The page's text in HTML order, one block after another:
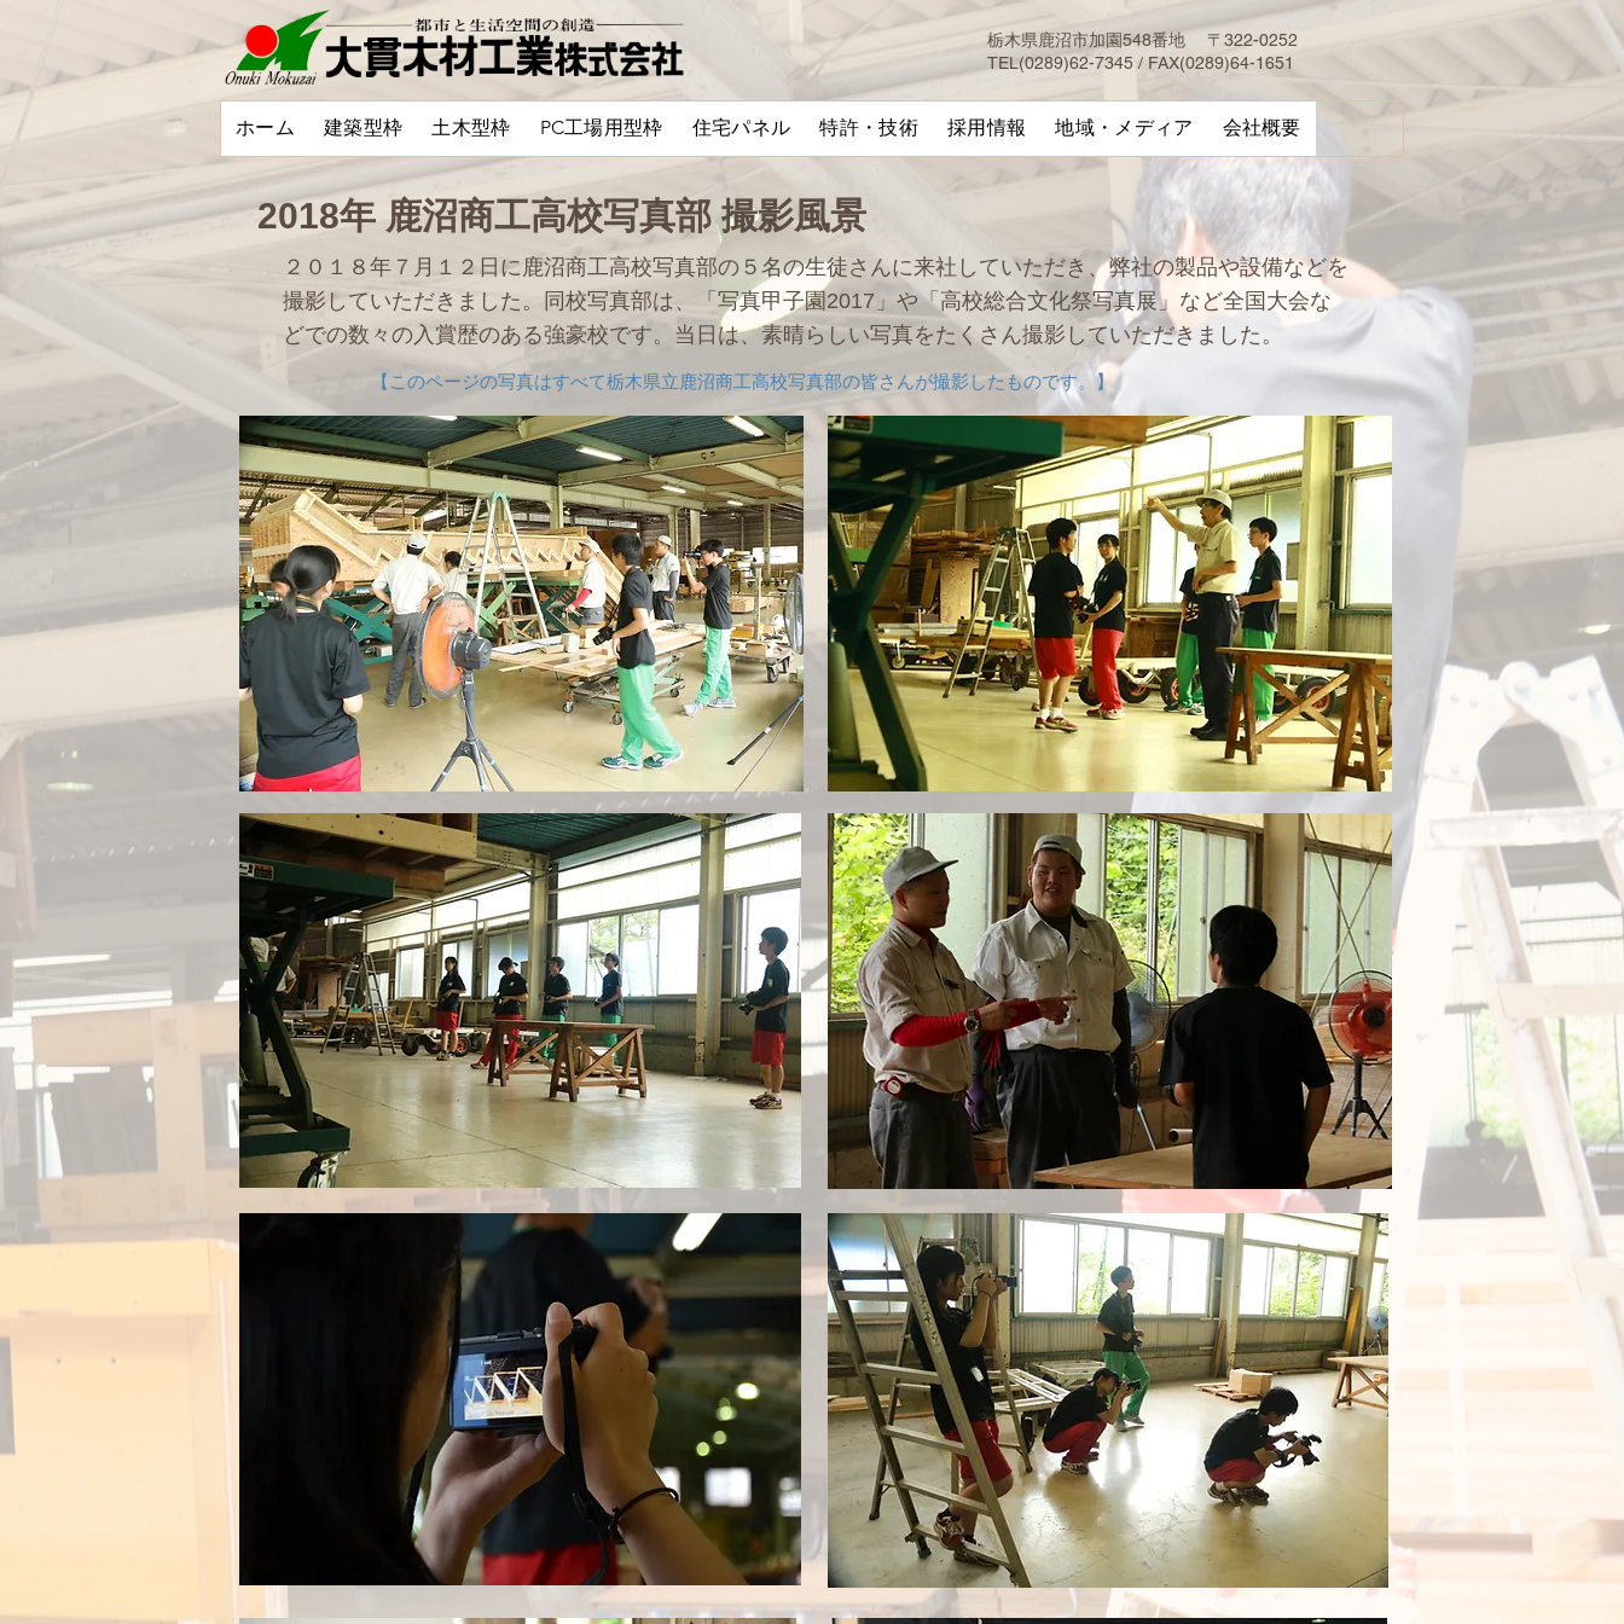
栃木県鹿沼市加園548番地 〒322-0252
TEL(0289)62-7345 / FAX(0289)64-1651
ホーム 建築型枠 土木型枠 PC工場用型枠 住宅パネル 特許・技術 採用情報 地域・メディア 会社概要
2018年 鹿沼商工高校写真部 撮影風景
２０１８年７月１２日に鹿沼商工高校写真部の５名の生徒さんに来社していただき、弊社の製品や設備などを
撮影していただきました。同校写真部は、「写真甲子園2017」や「高校総合文化祭写真展」など全国大会な
どでの数々の入賞歴のある強豪校です。当日は、素晴らしい写真をたくさん撮影していただきました。
【このページの写真はすべて栃木県立鹿沼商工高校写真部の皆さんが撮影したものです。】